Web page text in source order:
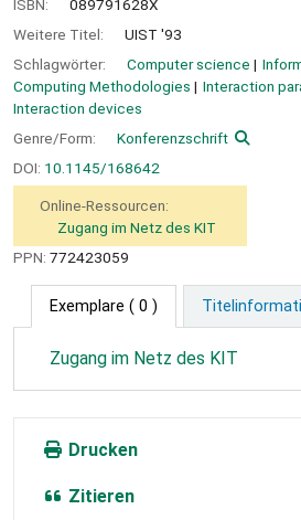
ISBN:
089791628X
Weitere Titel:
UIST '93
Schlagwörter:
Computer science
Computing Methodologies
Interaction
Interaction devices
Genre/Form:
Konferenzschrift
DOI: 10.1145/168642
Online-Ressourcen:
Zugang im Netz des KIT
PPN: 772423059
Exemplare ( 0 )
Zugang im Netz des KIT
Drucken
Zitieren